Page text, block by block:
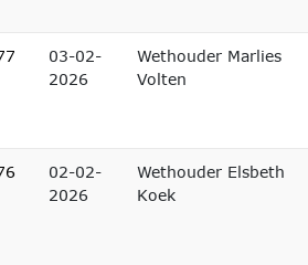
03-02-
2026
Wethouder Marlies
Volten
02-02-
2026
Wethouder Elsbeth
Koek